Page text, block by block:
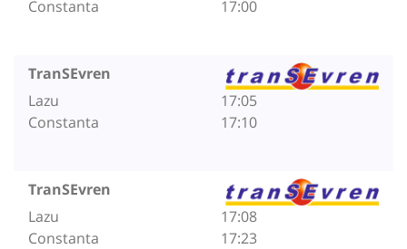
Constanta
17:00
TranSEvren
Lazu
Constanta
17:05
17:10
TranSEvren
Lazu
Constanta
17:08
17:23